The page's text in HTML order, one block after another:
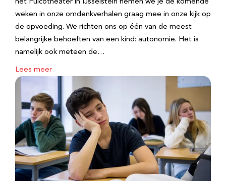
het Fulcotheater in IJsselstein nemen we je de komende
weken in onze omdenkverhalen graag mee in onze kijk op
de opvoeding. We richten ons op één van de meest
belangrijke behoeften van een kind: autonomie. Het is
namelijk ook meteen de…
Lees meer